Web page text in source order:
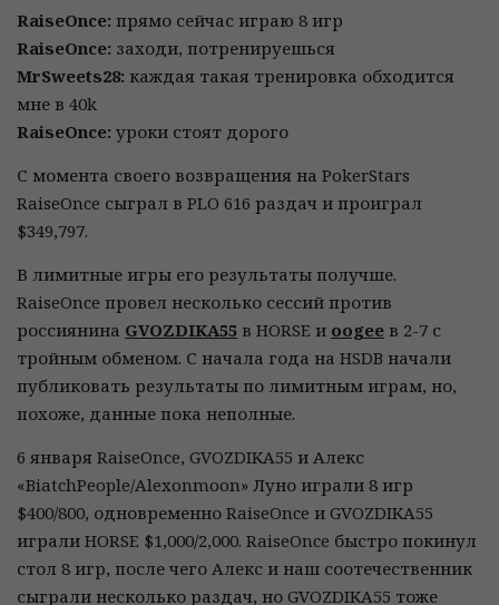
RaiseOnce: прямо сейчас играю 8 игр
RaiseOnce: заходи, потренируешься
MrSweets28: каждая такая тренировка обходится
мне в 40k
RaiseOnce: уроки стоят дорого
С момента своего возвращения на PokerStars
RaiseOnce сыграл в PLO 616 раздач и проиграл
$349,797.
В лимитные игры его результаты получше.
RaiseOnce провел несколько сессий против
россиянина GVOZDIKA55 в HORSE и oogee в 2-7 с
тройным обменом. С начала года на HSDB начали
публиковать результаты по лимитным играм, но,
похоже, данные пока неполные.
6 января RaiseOnce, GVOZDIKA55 и Алекс
«BiatchPeople/Alexonmoon» Луно играли 8 игр
$400/800, одновременно RaiseOnce и GVOZDIKA55
играли HORSE $1,000/2,000. RaiseOnce быстро покинул
стол 8 игр, после чего Алекс и наш соотечественник
сыграли несколько раздач, но GVOZDIKA55 тоже